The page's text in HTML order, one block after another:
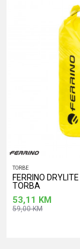
TORBE
FERRINO
TORBA
53,11 KM
59,00KM